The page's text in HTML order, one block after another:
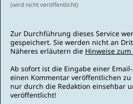
(wird nicht veröffentlicht)
Zur Durchführung dieses Service
gespeichert. Sie werden nicht an
Näheres erläutern die Hinweise
Ab sofort ist die Eingabe einer
einen Kommentar veröffentlichen zu
nur durch die Redaktion einsehbar
veröffentlicht!